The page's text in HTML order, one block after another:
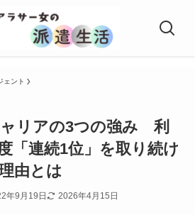
ェント
リアの3つの強み 利
「連続1位」を取り続け
由とは
年9月19日 2026年4月15日